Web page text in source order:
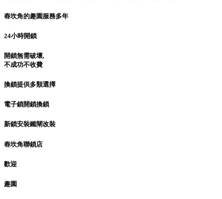
舂坎角的趣園服務多年
24小時開鎖
開鎖無需破壞,
不成功不收費
換鎖提供多類選擇
電子鎖開鎖換鎖
新鎖安裝鐵閘改裝
舂坎角聯鎖店
歡迎
趣園